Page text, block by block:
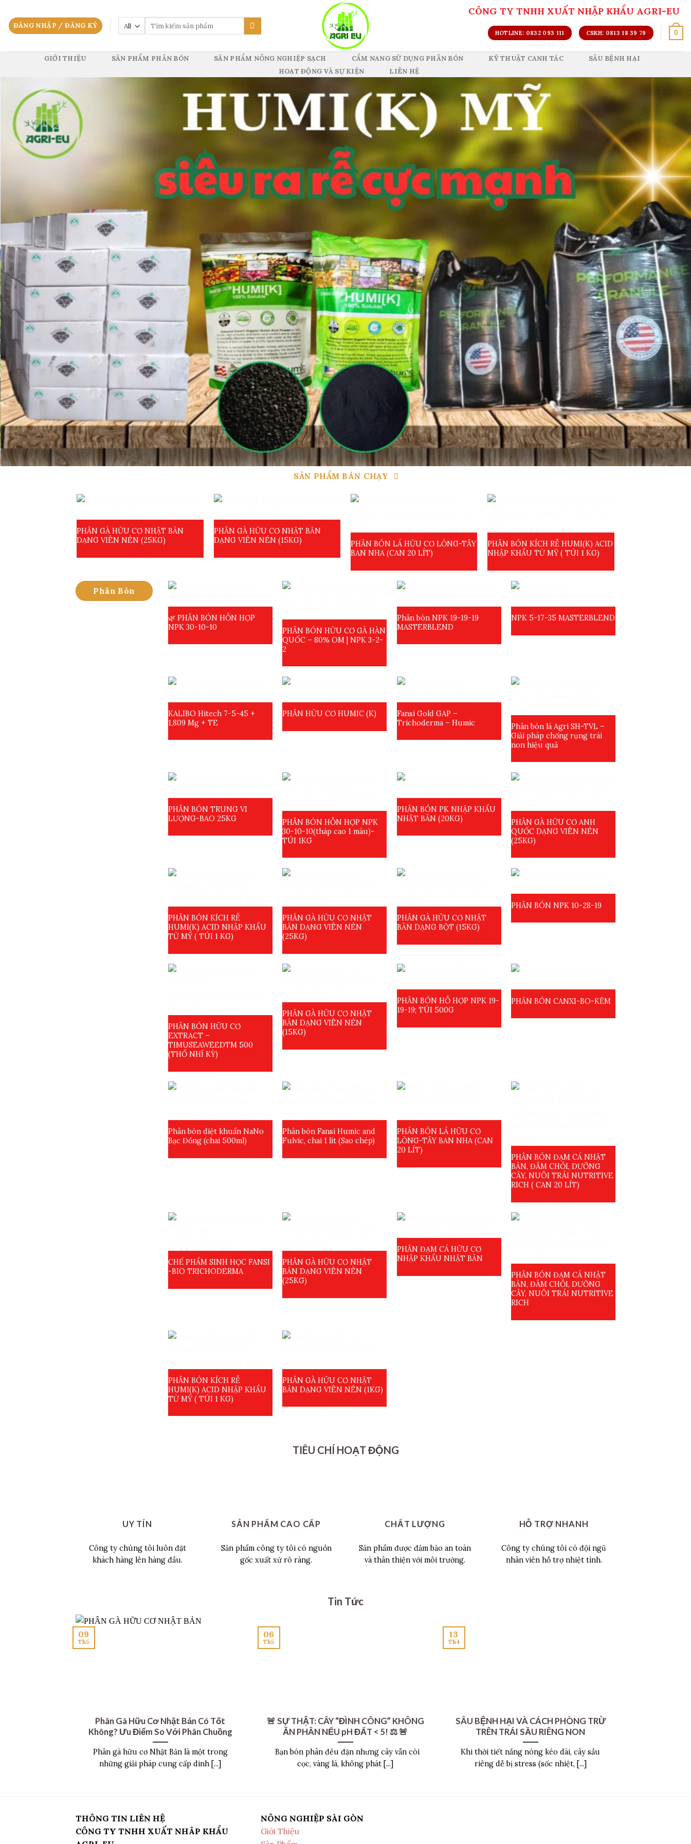
content
ĐĂNG NHẬP / ĐĂNG KÝ
Tìm
CÔNG TY TNHH XUẤT NHẬP KHẨU AGRI-EU
HOTLINE: 0832 093 111 CSKH: 0813 18 39 79 0
GIỚI THIỆU SẢN PHẨM PHÂN BÓN SẢN PHẨM NÔNG NGHIỆP SẠCH CẨM NANG SỬ DỤNG PHÂN BÓN KỸ THUẬT CANH TÁC
SÂU BỆNH HẠI
HOẠT ĐỘNG VÀ SỰ KIỆN
LIÊN HỆ
SẢN PHẨM BÁN CHẠY
PHÂN GÀ HỮU CƠ NHẬT BẢN
DẠNG VIÊN NÉN (25KG)
PHÂN GÀ HỮU CƠ NHẬT BẢN
DẠNG VIÊN NÉN (15KG)
PHÂN BÓN LÁ HỮU CƠ LỎNG-TÂY
BAN NHA (CAN 20 LÍT)
PHÂN BÓN KÍCH RỄ HUMI(K) ACID
NHẬP KHẨU TỪ MỸ ( TÚI 1 KG)
Phân Bón
🌿 PHÂN BÓN HỖN HỢP
NPK 30-10-10
PHÂN BÓN HỮU CƠ GÀ HÀN
QUỐC – 80% OM | NPK 3-2-
2
Phân bón NPK 19-19-19
MASTERBLEND
NPK 5-17-35 MASTERBLEND
KALIBO Hitech 7-5-45 +
1,809 Mg + TE
PHÂN HỮU CƠ HUMIC (K)
Fansi Gold GAP –
Trichoderma – Humic
Phân bón lá Agri SH-TVL –
Giải pháp chống rụng trái
non hiệu quả
PHÂN BÓN TRUNG VI
LƯỢNG-BAO 25KG
PHÂN BÓN HỖN HỢP NPK
30-10-10(tháp cao 1 màu)-
TÚI 1KG
PHÂN BÓN PK NHẬP KHẨU
NHẬT BẢN (20KG)
PHÂN GÀ HỮU CƠ ANH
QUỐC DẠNG VIÊN NÉN
(25KG)
PHÂN BÓN KÍCH RỄ
HUMI(K) ACID NHẬP KHẨU
TỪ MỸ ( TÚI 1 KG)
PHÂN GÀ HỮU CƠ NHẬT
BẢN DẠNG VIÊN NÉN
(25KG)
PHÂN GÀ HỮU CƠ NHẬT
BẢN DẠNG BỘT (15KG)
PHÂN BÓN NPK 10-28-19
PHÂN BÓN HỮU CƠ
EXTRACT –
TIMUSEAWEEDTM 500
(THỔ NHĨ KỲ)
PHÂN GÀ HỮU CƠ NHẬT
BẢN DẠNG VIÊN NÉN
(15KG)
PHÂN BÓN HỖ HỢP NPK 19-
19-19; TÚI 500G
PHÂN BÓN CANXI-BO-KẼM
Phân bón diệt khuẩn NaNo
Bạc Đồng (chai 500ml)
Phân bón Fansi Humic and
Fulvic, chai 1 lít (Sao chép)
PHÂN BÓN LÁ HỮU CƠ
LỎNG-TÂY BAN NHA (CAN
20 LÍT)
PHÂN BÓN ĐẠM CÁ NHẬT
BẢN, ĐÂM CHỒI, DƯỠNG
CÂY, NUÔI TRÁI NUTRITIVE
RICH ( CAN 20 LÍT)
CHẾ PHẨM SINH HỌC FANSI
-BIO TRICHODERMA
PHÂN GÀ HỮU CƠ NHẬT
BẢN DẠNG VIÊN NÉN
(25KG)
PHÂN ĐẠM CÁ HỮU CƠ
NHẬP KHẨU NHẬT BẢN
PHÂN BÓN ĐẠM CÁ NHẬT
BẢN, ĐÂM CHỒI, DƯỠNG
CÂY, NUÔI TRÁI NUTRITIVE
RICH
PHÂN BÓN KÍCH RỄ
HUMI(K) ACID NHẬP KHẨU
TỪ MỸ ( TÚI 1 KG)
PHÂN GÀ HỮU CƠ NHẬT
BẢN DẠNG VIÊN NÉN (1KG)
TIÊU CHÍ HOẠT ĐỘNG
UY TÍN
Công ty chúng tôi luôn đặt
khách hàng lên hàng đầu.
SẢN PHẨM CAO CẤP
Sản phẩm công ty tôi có nguồn
gốc xuất xứ rõ ràng.
CHẤT LƯỢNG
Sản phẩm được đảm bảo an toàn
và thân thiện với môi trường.
HỖ TRỢ NHANH
Công ty chúng tôi có đội ngũ
nhân viên hỗ trợ nhiệt tình.
Tin Tức
Phân Gà Hữu Cơ Nhật Bản Có Tốt
Không? Ưu Điểm So Với Phân Chuồng
Phân gà hữu cơ Nhật Bản là một trong
những giải pháp cung cấp dinh [...]
09
Th5
🚨 SỰ THẬT: CÂY “ĐÌNH CÔNG” KHÔNG
ĂN PHÂN NẾU pH ĐẤT < 5! ⚖️ 🚨
Bạn bón phân đều đặn nhưng cây vẫn còi
cọc, vàng lá, không phát [...]
06
Th5
SÂU BỆNH HẠI VÀ CÁCH PHÒNG TRỪ
TRÊN TRÁI SẦU RIÊNG NON
Khi thời tiết nắng nóng kéo dài, cây sầu
riêng dễ bị stress (sốc nhiệt, [...]
13
Th4
THÔNG TIN LIÊN HỆ
CÔNG TY TNHH XUẤT NHÂP KHẨU
NÔNG NGHIỆP SÀI GÒN
Giới Thiệu